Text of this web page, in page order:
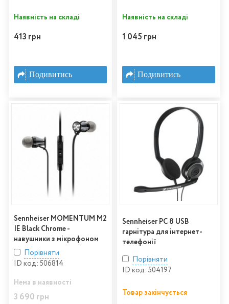
Наявність на складі
413 грн
Подивитись
Наявність на складі
1 045 грн
Подивитись
Sennheiser MOMENTUM M2
IE Black Chrome -
навушники з мікрофоном
Порівняти
ID код: 506814
Нема в наявності
3 690 грн
Sennheiser PC 8 USB
гарнітура для інтернет-
телефонії
Порівняти
ID код: 504197
Товар закінчується